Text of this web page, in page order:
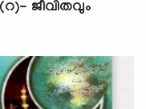
ജീവിതവും